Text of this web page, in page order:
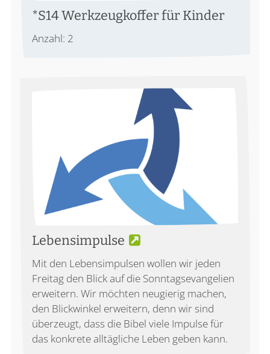
*S14 Werkzeugkoffer für Kinder
Anzahl: 2
Lebensimpulse
Mit den Lebensimpulsen wollen wir jeden
Freitag den Blick auf die Sonntagsevangelien
erweitern. Wir möchten neugierig machen,
den Blickwinkel erweitern, denn wir sind
überzeugt, dass die Bibel viele Impulse für
das konkrete alltägliche Leben geben kann.